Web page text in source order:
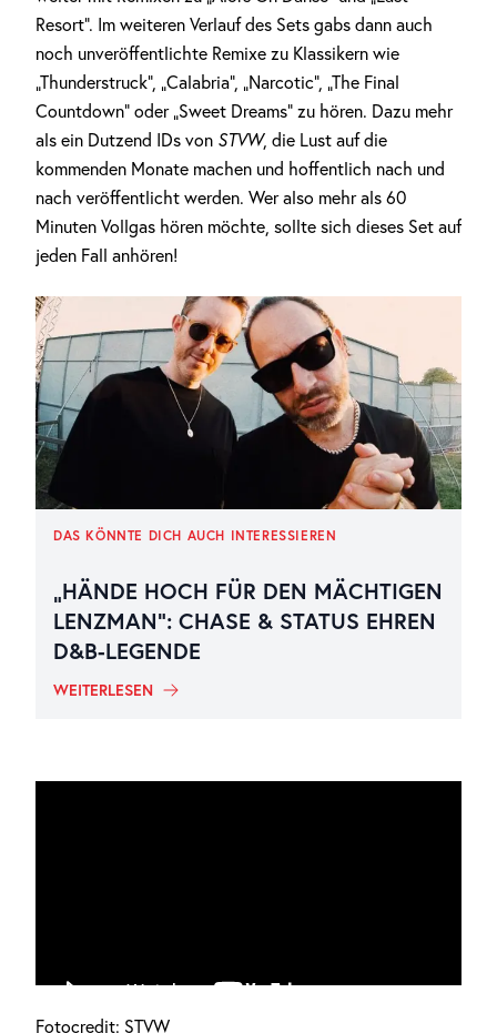
Resort“. Im weiteren Verlauf des Sets gabs dann auch
noch unveröffentlichte Remixe zu Klassikern wie
„Thunderstruck“, „Calabria“, „Narcotic“, „The Final
Countdown“ oder „Sweet Dreams“ zu hören. Dazu mehr
als ein Dutzend IDs von STVW, die Lust auf die
kommenden Monate machen und hoffentlich nach und
nach veröffentlicht werden. Wer also mehr als 60
Minuten Vollgas hören möchte, sollte sich dieses Set auf
jeden Fall anhören!
DAS KÖNNTE DICH AUCH INTERESSIEREN
„HÄNDE HOCH FÜR DEN MÄCHTIGEN
LENZMAN“: CHASE & STATUS EHREN
D&B-LEGENDE
WEITERLESEN
Fotocredit: STVW